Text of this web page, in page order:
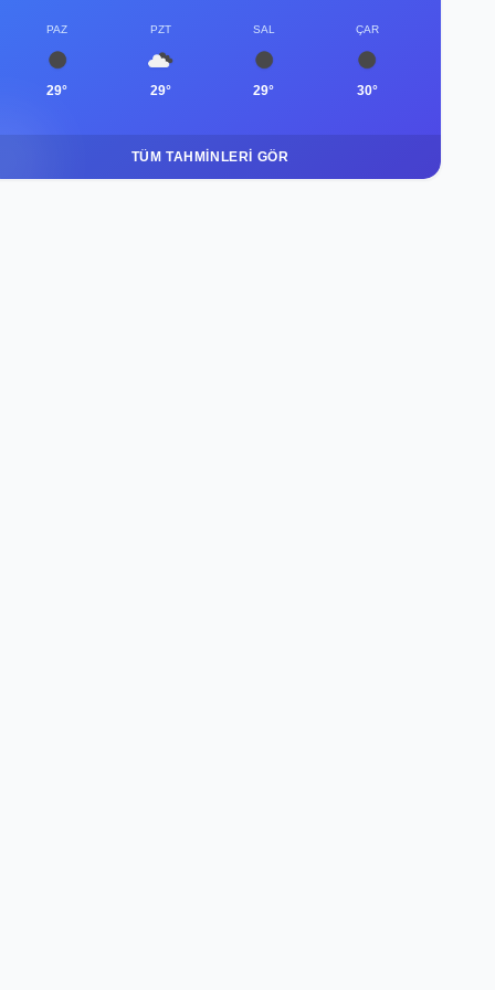
PAZ
29°
PZT
29°
SAL
29°
ÇAR
30°
TÜM TAHMINLERI GÖR